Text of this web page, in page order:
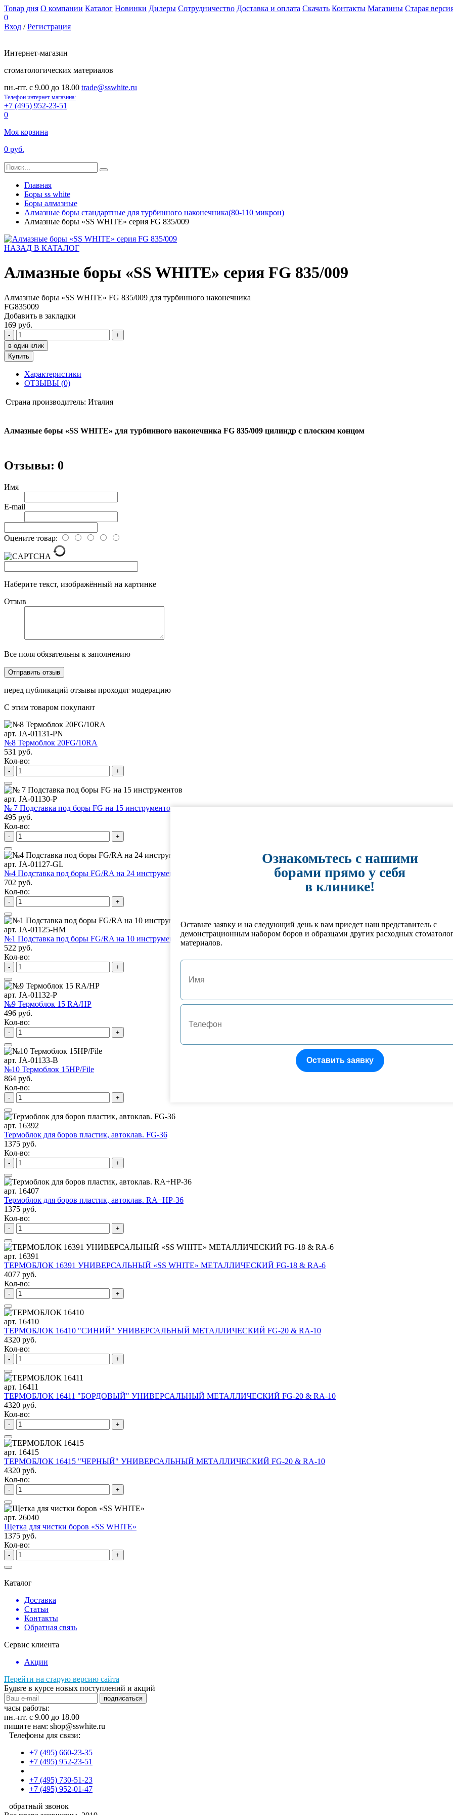
Товар дня О компании Каталог Новинки Дилеры Сотрудничество Доставка и оплата Скачать Контакты Магазины Старая
0
Вход /Регистрация
Интернет-магазин
стоматологических материалов
пн.-пт. с 9.00 до 18.00 trade@sswhite.ru
Телефон интернет-магазина:
+7 (495) 952-23-51
0
Моя корзина
0 руб.
Главная
Боры ss white
Боры алмазные
Алмазные боры стандартные для турбинного наконечника(80-110 микрон)
Алмазные боры «SS WHITE» серия FG 835/009
НАЗАД В КАТАЛОГ
Алмазные боры «SS WHITE» серия FG 835/009
Алмазные боры «SS WHITE» FG 835/009 для турбинного наконечника
FG835009
Добавить в закладки
169 руб.
-
+
в один клик
Купить
Характеристики
ОТЗЫВЫ (0)
Страна производитель: Италия
Алмазные боры «SS WHITE» для турбинного наконечника FG 835/009 цилиндр с плоским концом
Отзывы: 0
Имя
E-mail
Оцените товар:
Наберите текст, изображённый на картинке
Отзыв
Все поля обязательны к заполнению
перед публикаций отзывы проходят модерацию
С этим товаром покупают
арт. JA-01131-PN
№8 Термоблок 20FG/10RA
531 руб.
Кол-во:
- +
арт. JA-01130-P
№ 7 Подставка под боры FG на 15 инструментов
495 руб.
Кол-во:
- +
арт. JA-01127-GL
№4 Подставка под боры FG/RA на 24 инструмента
702 руб.
Кол-во:
- +
арт. JA-01125-HM
№1 Подставка под боры FG/RA на 10 инструментов
522 руб.
Кол-во:
- +
арт. JA-01132-P
№9 Термоблок 15 RA/HP
496 руб.
Кол-во:
- +
арт. JA-01133-B
№10 Термоблок 15HP/File
864 руб.
Кол-во:
- +
арт. 16392
Термоблок для боров пластик, автоклав. FG-36
1375 руб.
Кол-во:
- +
арт. 16407
Термоблок для боров пластик, автоклав. RA+HP-36
1375 руб.
Кол-во:
- +
арт. 16391
ТЕРМОБЛОК 16391 УНИВЕРСАЛЬНЫЙ «SS WHITE» МЕТАЛЛИЧЕСКИЙ FG-18 & RA-6
4077 руб.
Кол-во:
- +
арт. 16410
ТЕРМОБЛОК 16410 "СИНИЙ" УНИВЕРСАЛЬНЫЙ МЕТАЛЛИЧЕСКИЙ FG-20 & RA-10
4320 руб.
Кол-во:
- +
арт. 16411
ТЕРМОБЛОК 16411 "БОРДОВЫЙ" УНИВЕРСАЛЬНЫЙ МЕТАЛЛИЧЕСКИЙ FG-20 & RA-10
4320 руб.
Кол-во:
- +
арт. 16415
ТЕРМОБЛОК 16415 "ЧЕРНЫЙ" УНИВЕРСАЛЬНЫЙ МЕТАЛЛИЧЕСКИЙ FG-20 & RA-10
4320 руб.
Кол-во:
- +
арт. 26040
Щетка для чистки боров «SS WHITE»
1375 руб.
Кол-во:
- +
Каталог
Доставка
Статьи
Контакты
Обратная связь
Сервис клиента
Акции
Перейти на старую версию сайта
Будьте в курсе новых поступлений и акций
подписаться
часы работы:
пн.-пт. с 9.00 до 18.00
пишите нам: shop@sswhite.ru
Телефоны для связи:
+7 (495) 660-23-35
+7 (495) 952-23-51
+7 (495) 730-51-23
+7 (495) 952-01-47
обратный звонок
Ознакомьтесь с нашими
борами прямо у себя
в клинике!
Оставьте заявку и на следующий день к вам приедет наш представитель с
демонстрационным набором боров и образцами других расходных
материалов.
Оставить заявку